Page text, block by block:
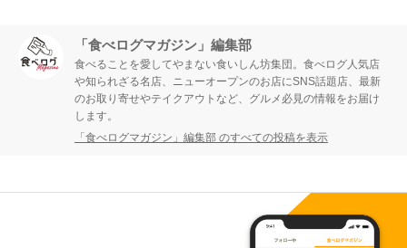
「食べログマガジン」編集部
食べることを愛してやまない食いしん坊集団。食べログ人気店
や知られざる名店、ニューオープンのお店にSNS話題店、最新
のお取り寄せやテイクアウトなど、グルメ必見の情報をお届け
します。
「食べログマガジン」編集部 のすべての投稿を表示